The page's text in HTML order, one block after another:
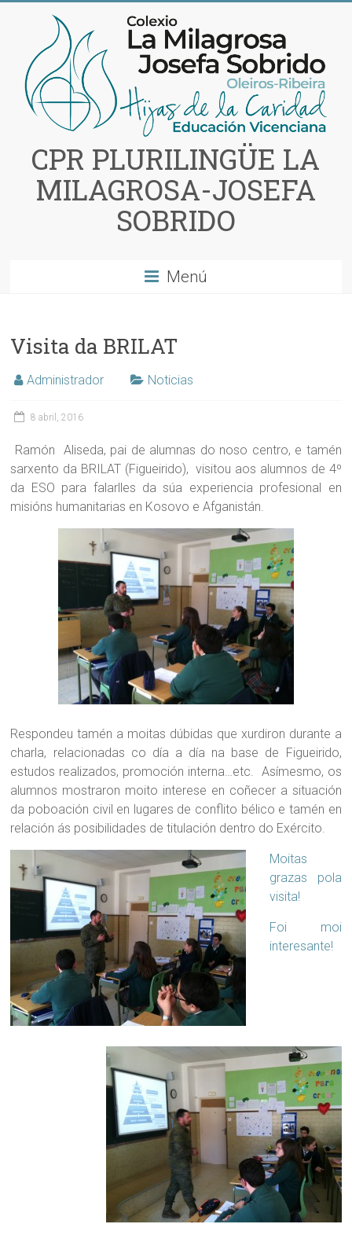
contenido
CPR PLURILINGÜE LA
MILAGROSA-JOSEFA
SOBRIDO
Menú
Visita da BRILAT
Administrador Noticias
8 abril, 2016
Ramón Aliseda, pai de alumnas do noso centro, e tamén
sarxento da BRILAT (Figueirido), visitou aos alumnos de 4º
da ESO para falarlles da súa experiencia profesional en
misións humanitarias en Kosovo e Afganistán.
Respondeu tamén a moitas dúbidas que xurdiron durante a
charla, relacionadas co día a día na base de Figueirido,
estudos realizados, promoción interna…etc. Asímesmo, os
alumnos mostraron moito interese en coñecer a situación
da poboación civil en lugares de conflito bélico e tamén en
relación ás posibilidades de titulación dentro do Exército.
Moitas
grazas
pola
visita!
Foi moi
interesante!